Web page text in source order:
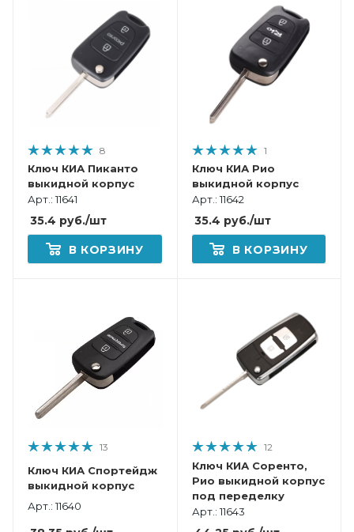
8
Ключ КИА Пиканто
выкидной корпус
Арт.: 11641
35.4 руб./шт
В КОРЗИНУ
1
Ключ КИА Рио
выкидной корпус
Арт.: 11642
35.4 руб./шт
В КОРЗИНУ
13
Ключ КИА Спортейдж
выкидной корпус
Арт.: 11640
12
Ключ КИА Соренто,
Рио выкидной корпус
под переделку
Арт.: 11643